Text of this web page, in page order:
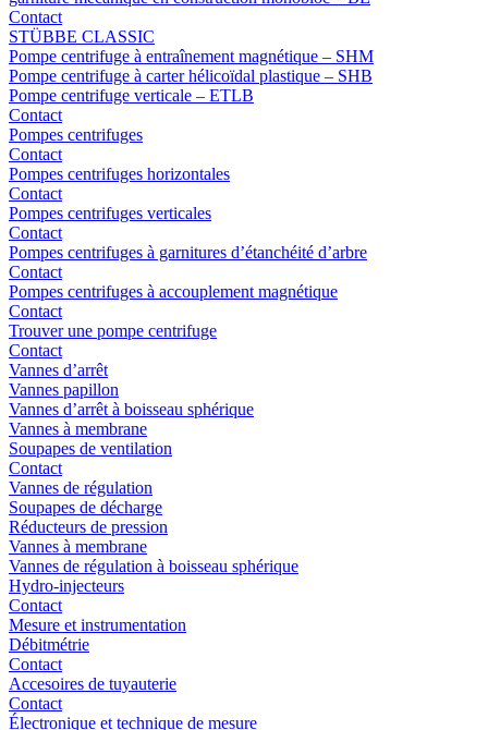
Contact
STÜBBE CLASSIC
Pompe centrifuge à entraînement magnétique – SHM
Pompe centrifuge à carter hélicoïdal plastique – SHB
Pompe centrifuge verticale – ETLB
Contact
Pompes centrifuges
Contact
Pompes centrifuges horizontales
Contact
Pompes centrifuges verticales
Contact
Pompes centrifuges à garnitures d’étanchéité d’arbre
Contact
Pompes centrifuges à accouplement magnétique
Contact
Trouver une pompe centrifuge
Contact
Vannes d’arrêt
Vannes papillon
Vannes d’arrêt à boisseau sphérique
Vannes à membrane
Soupapes de ventilation
Contact
Vannes de régulation
Soupapes de décharge
Réducteurs de pression
Vannes à membrane
Vannes de régulation à boisseau sphérique
Hydro-injecteurs
Contact
Mesure et instrumentation
Débitmétrie
Contact
Accesoires de tuyauterie
Contact
Électronique et technique de mesure